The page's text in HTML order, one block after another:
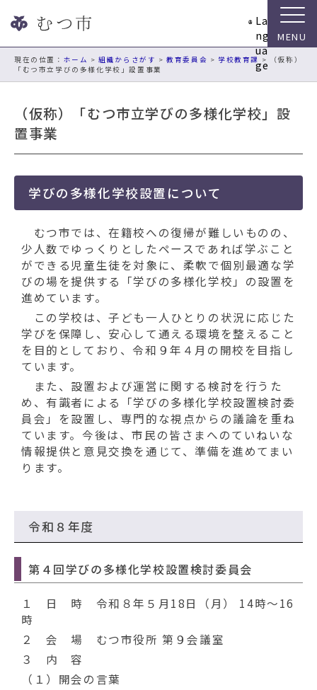
ビ
La
ng
ua
ge
現在の位置： ホーム >組織からさがす >教育委員会 > 学校教育課 > （仮称）
「むつ市立学びの多様化学校」設置事業
（仮称）「むつ市立学びの多様化学校」設
置事業
学びの多様化学校設置について
むつ市では、在籍校への復帰が難しいものの、
少人数でゆっくりとしたペースであれば学ぶこと
ができる児童生徒を対象に、柔軟で個別最適な学
びの場を提供する「学びの多様化学校」の設置を
進めています。
この学校は、子ども一人ひとりの状況に応じた
学びを保障し、安心して通える環境を整えること
を目的としており、令和９年４月の開校を目指し
ています。
また、設置および運営に関する検討を行うた
め、有識者による「学びの多様化学校設置検討委
員会」を設置し、専門的な視点からの議論を重ね
ています。今後は、市民の皆さまへのていねいな
情報提供と意見交換を通じて、準備を進めてまい
ります。
令和８年度
第４回学びの多様化学校設置検討委員会
１ 日 時 令和８年５月18日（月） 14時～16
時
２ 会 場 むつ市役所 第９会議室
３ 内 容
（１）開会の言葉